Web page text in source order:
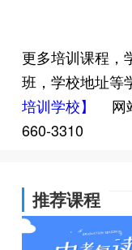
更多培训课程，
班，学校地址等
培训学校】
网
660-3310
推荐课程